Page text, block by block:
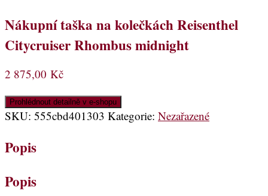
Nákupní taška na kolečkách Reisenthel
Citycruiser Rhombus midnight
2 875,00 Kč
Prohlédnout detailně v e-shopu
SKU: 555cbd401303 Kategorie: Nezařazené
Popis
Popis